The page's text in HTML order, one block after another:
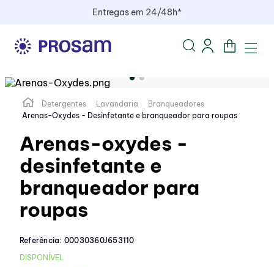
Entregas em 24/48h*
Detergentes Lavandaria
Branqueadores
Arenas-Oxydes - Desinfetante e branqueador para roupas
Arenas-oxydes -
desinfetante e
branqueador para
roupas
Referência: 00030360J653110
DISPONÍVEL